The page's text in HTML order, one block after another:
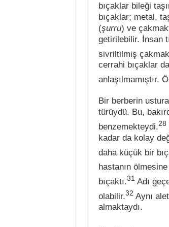
bıçaklar bileği
bıçaklar; metal,
(şurru) ve
getirilebilir. İnsan
sivriltilmiş
cerrahi bıçaklar
anlaşılmamıştır.
Bir berberin
türüydü. Bu,
benzemekteydi.28
kadar da kolay
daha küçük bir
hastanın
bıçaktı.31 Adı
olabilir.32 Aynı
almaktaydı.